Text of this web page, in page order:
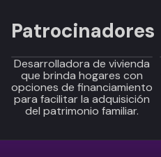
Patrocinadores
Desarrolladora de vivienda
que brinda hogares con
opciones de financiamiento
para facilitar la adquisición
del patrimonio familiar.